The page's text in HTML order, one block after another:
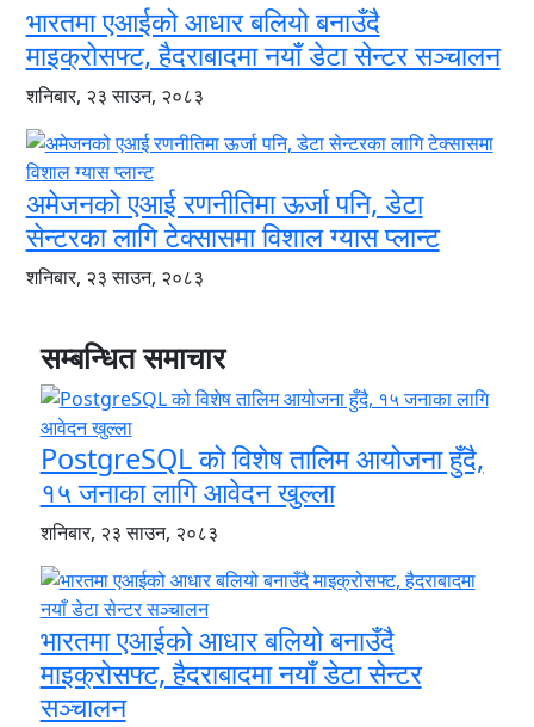
भारतमा एआईको आधार बलियो बनाउँदै
माइक्रोसफ्ट, हैदराबादमा नयाँ डेटा सेन्टर सञ्चालन
शनिबार, २३ साउन, २०८३
अमेजनको एआई रणनीतिमा ऊर्जा पनि, डेटा
सेन्टरका लागि टेक्सासमा विशाल ग्यास प्लान्ट
शनिबार, २३ साउन, २०८३
सम्बन्धित समाचार
PostgreSQL को विशेष तालिम आयोजना हुँदै,
१५ जनाका लागि आवेदन खुल्ला
शनिबार, २३ साउन, २०८३
भारतमा एआईको आधार बलियो बनाउँदै
माइक्रोसफ्ट, हैदराबादमा नयाँ डेटा सेन्टर
सञ्चालन